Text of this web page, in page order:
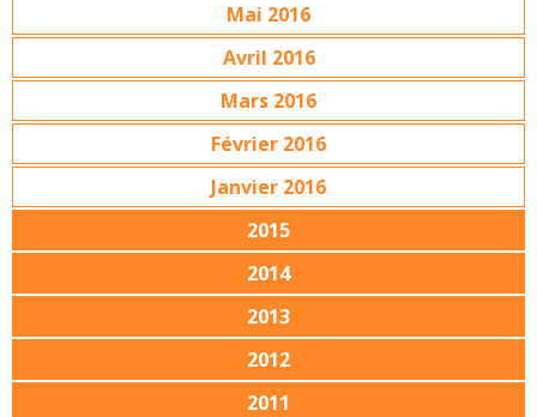
Mai 2016
Avril 2016
Mars 2016
Février 2016
Janvier 2016
2015
2014
2013
2012
2011